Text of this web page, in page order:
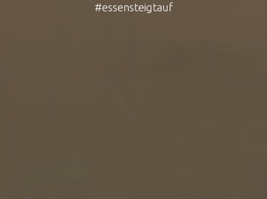
#essensteigtauf